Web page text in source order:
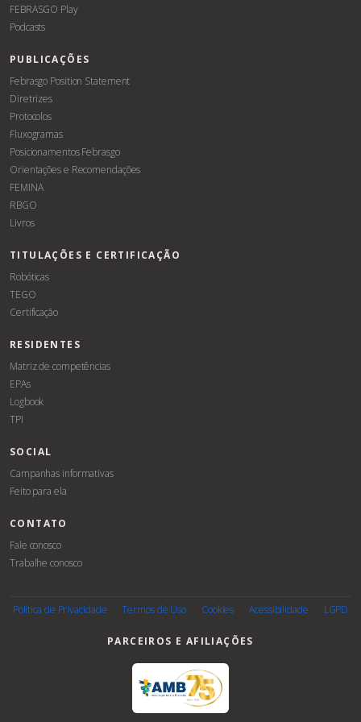
FEBRASGO Play
Podcasts
PUBLICAÇÕES
Febrasgo Position Statement
Diretrizes
Protocolos
Fluxogramas
Posicionamentos Febrasgo
Orientações e Recomendações
FEMINA
RBGO
Livros
TITULAÇÕES E CERTIFICAÇÃO
Robóticas
TEGO
Certificação
RESIDENTES
Matriz de competências
EPAs
Logbook
TPI
SOCIAL
Campanhas informativas
Feito para ela
CONTATO
Fale conosco
Trabalhe conosco
Política de Privacidade Termos de Uso Cookies Acessibilidade LGPD
PARCEIROS E AFILIAÇÕES